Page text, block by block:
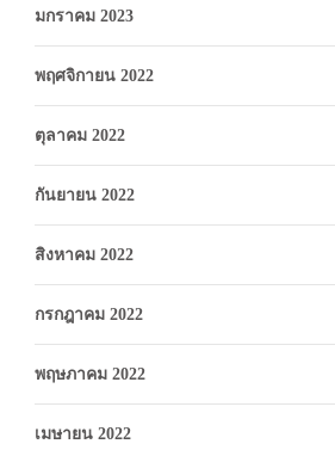
มกราคม 2023
พฤศจิกายน 2022
ตุลาคม 2022
กันยายน 2022
สิงหาคม 2022
กรกฎาคม 2022
พฤษภาคม 2022
เมษายน 2022